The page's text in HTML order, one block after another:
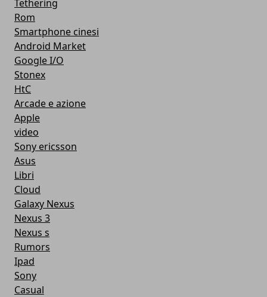
Tethering
Rom
Smartphone cinesi
Android Market
Google I/O
Stonex
HtC
Arcade e azione
Apple
video
Sony ericsson
Asus
Libri
Cloud
Galaxy Nexus
Nexus 3
Nexus s
Rumors
Ipad
Sony
Casual